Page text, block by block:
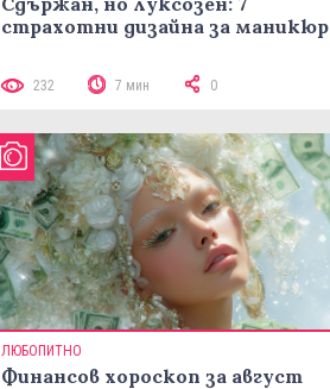
страхотни дизайна за маникюр
232 7 мин 0
ЛЮБОПИТНО
Финансов хороскоп за август